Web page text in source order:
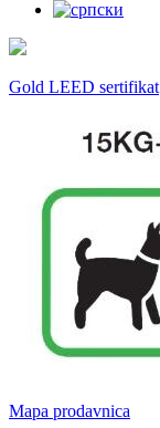
Gold LEED sertifikat
Mapa prodavnica